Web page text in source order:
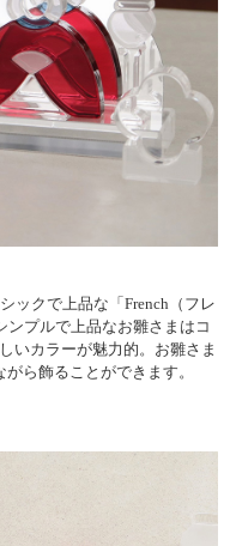
ックで上品な「French（フレ
ンプルで上品なお雛さまはコ
いカラーが魅力的。お雛さま
ら飾ることができます。